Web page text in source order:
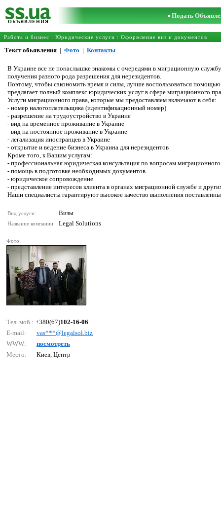
ОБЪЯВЛЕНИЯ
Подать
Работа и бизнес : Юридические услуги : Оформление виз и документов
Текст обьявления | Фото | Контакты
В Украине все не понаслышке знакомы с очередями в миграционную
получения разного рода разрешения для нерезидентов.
Поэтому, чтобы сэкономить время и силы, лучше воспользоваться
предлагает полный комплекс юридических услуг в сфере миграционного
Услуги миграционного права, которые мы предоставляем включают в себя:
- номер налогоплательщика (идентификационный номер)
- разрешение на трудоустройство в Украине
- вид на временное проживание в Украине
- вид на постоянное проживание в Украине
- легализация иностранцев в Украине
- открытие и ведение бизнеса в Украина для нерезидентов
Кроме того, к Вашим услугам:
- профессиональная юридическая консультация по вопросам
- помощь в подготовке необходимых документов
- юридическое сопровождение
- представление интересов клиента в органах миграционной службе и
Наши специалисты гарантируют высокое качество выполнения
Вид услуги: Визы
Название компании: Legal Solutions
Фото:
Тел. моб.: +380(67)102-16-06
E-mail:
vаs***@lеgаlsоl.biz
WWW:
посмотреть
Место:
Киев, Центр